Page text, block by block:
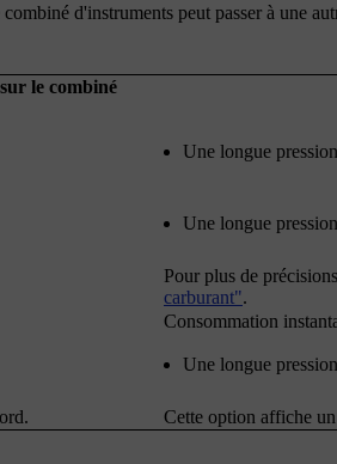
d'instruments peut passer à une
le combiné
Une longue
Une longue
Pour plus de
carburant".
Consommation
Une longue
Cette option affiche